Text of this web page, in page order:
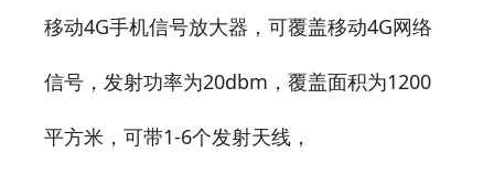
移动4G手机信号放大器，可覆盖移动4G网络
信号，发射功率为20dbm，覆盖面积为1200
平方米，可带1-6个发射天线，